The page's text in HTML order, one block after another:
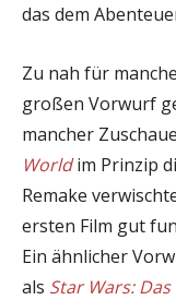
das dem
Zu nah für
großen Vorwurf
mancher
Worldim Prinzip
Remake
ersten Film gut
Ein ähnlicher
als Star Wars: